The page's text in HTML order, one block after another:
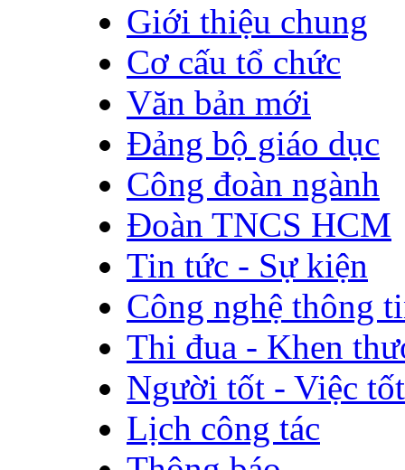
Giới thiệu chung
Cơ cấu tổ chức
Văn bản mới
Đảng bộ giáo dục
Công đoàn ngành
Đoàn TNCS HCM
Tin tức - Sự kiện
Công nghệ thông
Thi đua - Khen
Người tốt - Việc tốt
Lịch công tác